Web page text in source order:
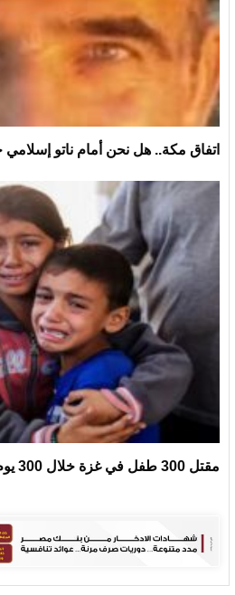
اتفاق مكة.. هل نحن أمام ناتو إسلامي
مقتل 300 طفل في غزة خلال 300 يوم من وقف إطلاق النار